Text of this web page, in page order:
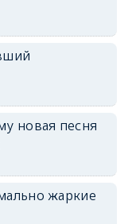
новая песня
жаркие